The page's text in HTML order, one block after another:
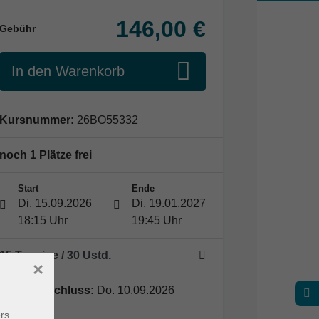
Gebühr 146,00 €
In den Warenkorb
Kursnummer: 26BO55332
noch 1 Plätze frei
Start
Di. 15.09.2026
18:15 Uhr
Ende
Di. 19.01.2027
19:45 Uhr
15 Termine / 30 Ustd.
Anmeldeschluss: Do. 10.09.2026
×